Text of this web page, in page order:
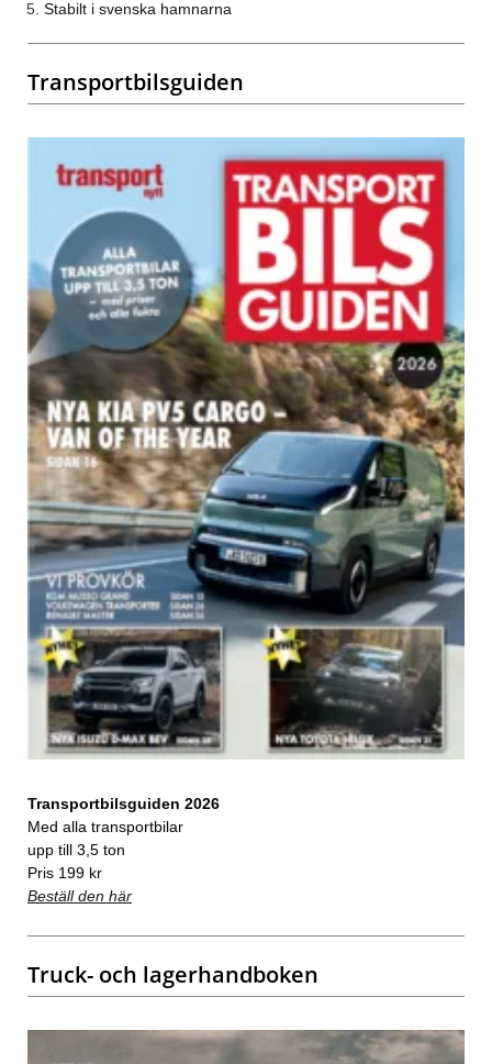
Stabilt i svenska hamnarna
Transportbilsguiden
Transportbilsguiden 2026
Med alla transportbilar
upp till 3,5 ton
Pris 199 kr
Beställ den här
Truck- och lagerhandboken